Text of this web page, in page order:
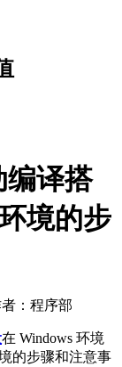
编译搭
境的步
：程序部
在 Windows 环境
的步骤和注意事